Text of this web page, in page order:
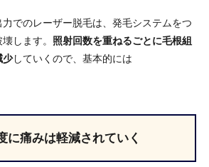
でのレーザー脱毛は、発毛システムをつ
します。 照射回数を重ねるごとに毛根組
少していくので、基本的には
に痛みは軽減されていく